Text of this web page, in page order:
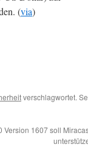
(via)
verschlagwortet.
Version 1607 soll